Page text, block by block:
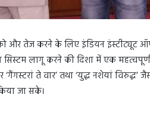
और तेज करने के लिए इंडियन इंस्टीट्यूट
सिस्टम लागू करने की दिशा में एक
ते वार’ तथा ‘युद्ध नशेयां विरुद्ध’
जा सके।